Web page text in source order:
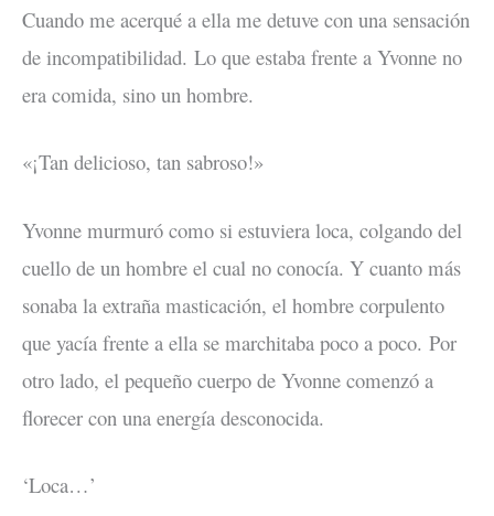
Cuando me acerqué a ella me detuve con una sensación
de incompatibilidad. Lo que estaba frente a Yvonne no
era comida, sino un hombre.
«¡Tan delicioso, tan sabroso!»
Yvonne murmuró como si estuviera loca, colgando del
cuello de un hombre el cual no conocía. Y cuanto más
sonaba la extraña masticación, el hombre corpulento
que yacía frente a ella se marchitaba poco a poco. Por
otro lado, el pequeño cuerpo de Yvonne comenzó a
florecer con una energía desconocida.
‘Loca…’